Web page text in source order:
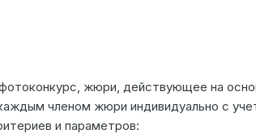
жюри, действующее на
членом жюри индивидуально с
и параметров: